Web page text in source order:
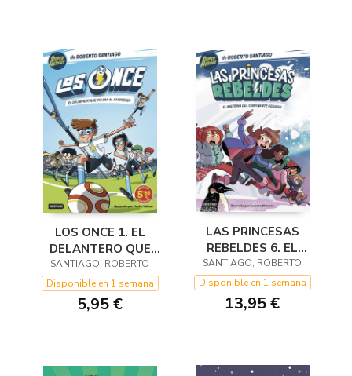
LOS ONCE 1. EL
DELANTERO QUE
VOLABA AL
ATARDECER.
EDICIÓN LIMITADA A
PRECIO ESPE
SANTIAGO, ROBERTO
Disponible en 1 semana
5,95 €
LAS PRINCESAS
REBELDES 6. EL
MISTERIO DEL
CONTINENTE
PERDIDO
SANTIAGO, ROBERTO
Disponible en 1 semana
13,95 €